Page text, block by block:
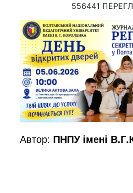
556441
Автор: ПНПУ імені